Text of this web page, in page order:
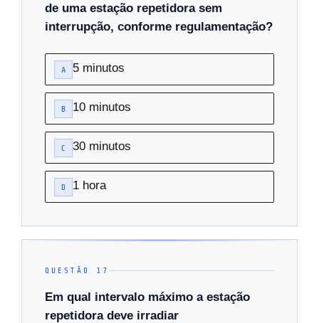
de uma estação repetidora sem
interrupção, conforme regulamentação?
A 5 minutos
B 10 minutos
C 30 minutos
D 1 hora
QUESTÃO 17
Em qual intervalo máximo a estação
repetidora deve irradiar